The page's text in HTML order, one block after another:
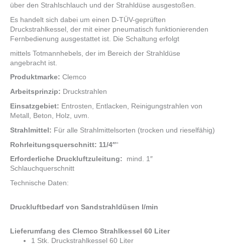
über den Strahlschlauch und der Strahldüse ausgestoßen.
Es handelt sich dabei um einen D-TÜV-geprüften
Druckstrahlkessel, der mit einer pneumatisch funktionierenden
Fernbedienung ausgestattet ist. Die Schaltung erfolgt
mittels Totmannhebels, der im Bereich der Strahldüse
angebracht ist.
Produktmarke: Clemco
Arbeitsprinzip: Druckstrahlen
Einsatzgebiet: Entrosten, Entlacken, Reinigungstrahlen von
Metall, Beton, Holz, uvm.
Strahlmittel: Für alle Strahlmittelsorten (trocken und rieselfähig)
Rohrleitungsquerschnitt: 11/4″“
Erforderliche Druckluftzuleitung:
mind. 1″
Schlauchquerschnitt
Technische Daten:
Druckluftbedarf von Sandstrahldüsen l/min
Lieferumfang des Clemco Strahlkessel 60 Liter
1 Stk. Druckstrahlkessel 60 Liter